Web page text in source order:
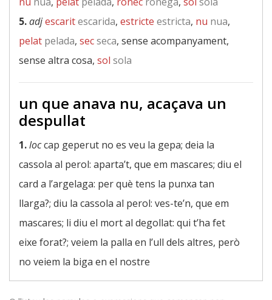
5.adjescaritescarida, estricte estricta, nu nua,
pelat pelada, secseca, sense acompanyament,
sense altra cosa, sol sola
un que anava nu, acaçava un
despullat
1.loccap geperut no es veu la gepa; deia la
cassola al perol: aparta’t, que em mascares; diu el
card a l’argelaga: per què tens la punxa tan
llarga?; diu la cassola al perol: ves-te’n, que em
mascares; li diu el mort al degollat: qui t’ha fet
eixe forat?; veiem la palla en l’ull dels altres, però
no veiem la biga en el nostre